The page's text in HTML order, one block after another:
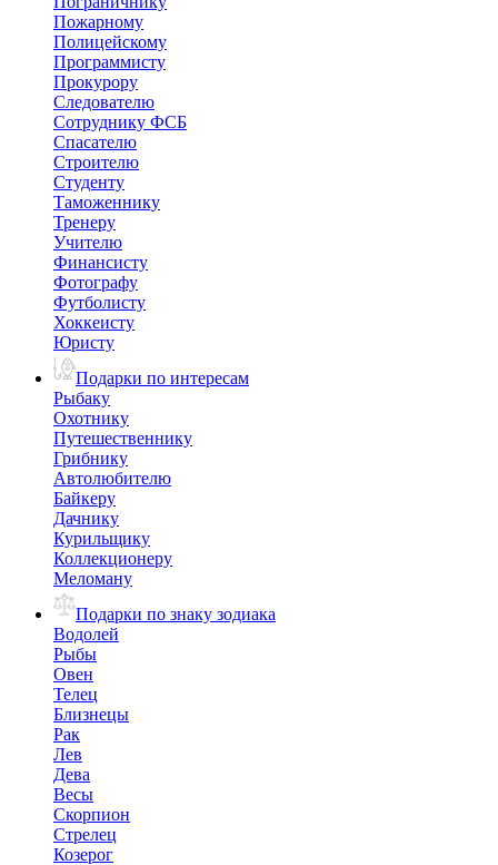
Пожарному
Полицейскому
Программисту
Прокурору
Следователю
Сотруднику ФСБ
Спасателю
Строителю
Студенту
Таможеннику
Тренеру
Учителю
Финансисту
Фотографу
Футболисту
Хоккеисту
Юристу
Подарки по интересам
Рыбаку
Охотнику
Путешественнику
Грибнику
Автолюбителю
Байкеру
Дачнику
Курильщику
Коллекционеру
Меломану
Подарки по знаку зодиака
Водолей
Рыбы
Овен
Телец
Близнецы
Рак
Лев
Дева
Весы
Скорпион
Стрелец
Козерог